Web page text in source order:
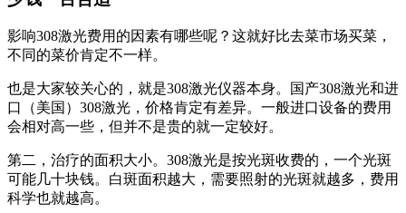
影响308激光费用的因素有哪些呢？这就好比去菜市场买菜，
不同的菜价肯定不一样。
也是大家较关心的，就是308激光仪器本身。国产308激光和进
口（美国）308激光，价格肯定有差异。一般进口设备的费用
会相对高一些，但并不是贵的就一定较好。
第二，治疗的面积大小。308激光是按光斑收费的，一个光斑
可能几十块钱。白斑面积越大，需要照射的光斑就越多，费用
科学也就越高。